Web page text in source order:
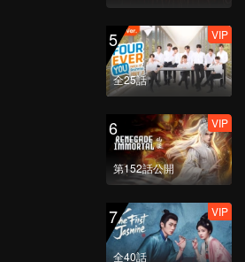
5
全25話
VIP
6
第152話公開
VIP
7
全40話
VIP